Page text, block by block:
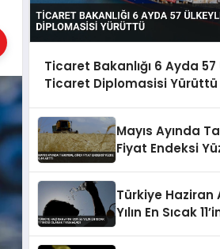
Ticaret Bakanlığı 6 Ayda 57
Ticaret Diplomasisi Yürüttü
Mayıs Ayında
Fiyat Endeksi
Türkiye Haziran
Yılın En Sıcak